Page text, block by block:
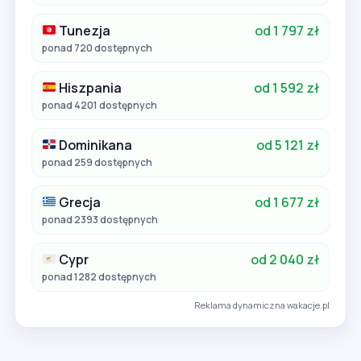
Tunezja od 1 797 zł
ponad 720 dostępnych
Hiszpania od 1 592 zł
ponad 4201 dostępnych
Dominikana od 5 121 zł
ponad 259 dostępnych
Grecja od 1 677 zł
ponad 2393 dostępnych
Cypr od 2 040 zł
ponad 1282 dostępnych
Reklama dynamiczna wakacje.pl